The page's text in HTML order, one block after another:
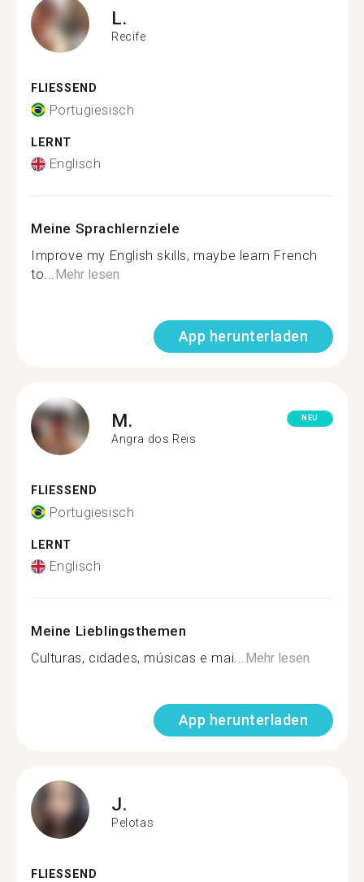
L.
Recife
FLIESSEND
Portugiesisch
LERNT
Englisch
Meine Sprachlernziele
Improve my English skills, maybe learn French
to...Mehr lesen
App herunterladen
M.
Angra dos Reis
NEU
FLIESSEND
Portugiesisch
LERNT
Englisch
Meine Lieblingsthemen
Culturas, cidades, músicas e mai...Mehr lesen
App herunterladen
J.
Pelotas
FLIESSEND